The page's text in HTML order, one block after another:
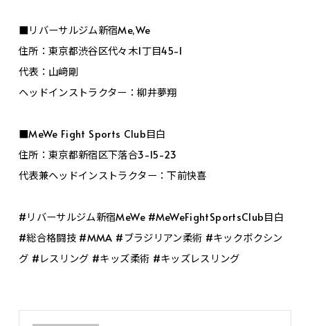
■リバーサルジム新宿Me,We
住所：東京都渋谷区代々木1丁目45-1
代表：山﨑剛
ヘッドインストラクター：柳井夢翔
■MeWe Fight Sports Club目白
住所：東京都新宿区下落合3-15-23
代表兼ヘッドインストラクター：下前快喜
#リバーサルジム新宿MeWe #MeWeFightSportsClub目白
#総合格闘技 #MMA #ブラジリアン柔術 #キックボクシン
グ #レスリング #キッズ柔術 #キッズレスリング